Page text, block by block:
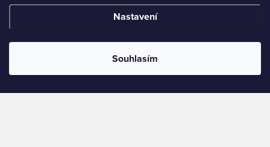
Nastavení
Souhlasím
TomášBederkaFoto